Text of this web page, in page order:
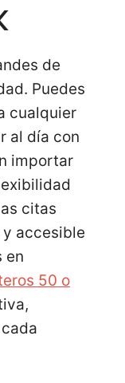
de
Puedes
cualquier
al día con
importar
citas
y accesible
en
50 o